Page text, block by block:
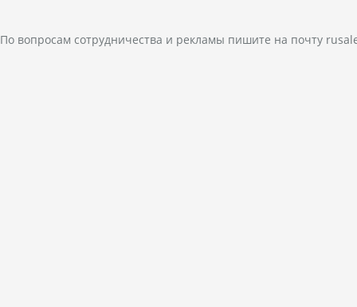
По вопросам сотрудничества и рекламы пишите на почту